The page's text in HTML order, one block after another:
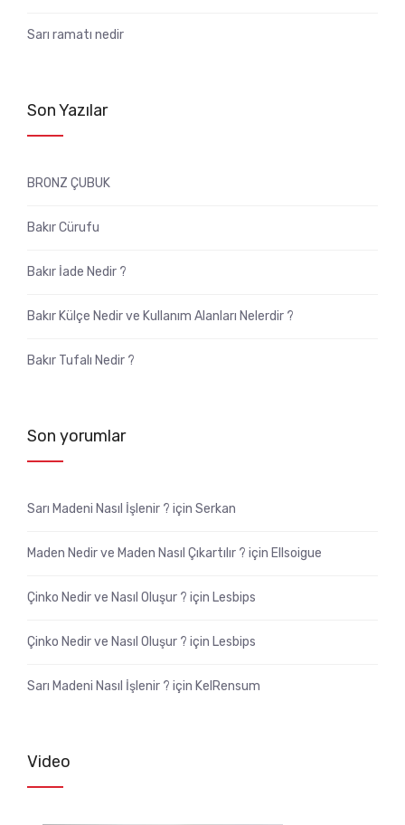
Sarı ramatı nedir
Son Yazılar
BRONZ ÇUBUK
Bakır Cürufu
Bakır İade Nedir ?
Bakır Külçe Nedir ve Kullanım Alanları Nelerdir ?
Bakır Tufalı Nedir ?
Son yorumlar
Sarı Madeni Nasıl İşlenir ? için Serkan
Maden Nedir ve Maden Nasıl Çıkartılır ? için Ellsoigue
Çinko Nedir ve Nasıl Oluşur ? için Lesbips
Çinko Nedir ve Nasıl Oluşur ? için Lesbips
Sarı Madeni Nasıl İşlenir ? için KelRensum
Video